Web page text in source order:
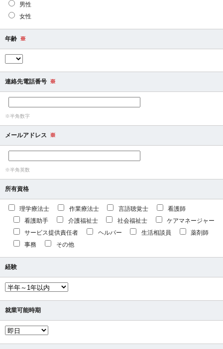
男性
女性
年齢 ※
連絡先電話番号 ※
※半角数字
メールアドレス ※
※半角英数
所有資格
理学療法士 作業療法士 言語聴覚士
看護師
看護助手
介護福祉士 社会福祉士
ケアマネージャー
サービス提供責任者
ヘルパー 生活相談員
薬剤師
事務
その他
経験
就業可能時期